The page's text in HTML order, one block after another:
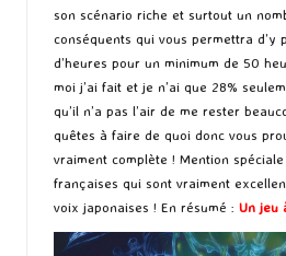
son scénario riche et surtout un
conséquents qui vous permettra d’y
d’heures pour un minimum de 50
moi j’ai fait et je n’ai que 28%
qu’il n’a pas l’air de me rester
quêtes à faire de quoi donc vous
vraiment complète ! Mention
françaises qui sont vraiment
voix japonaises ! En résumé : Un jeu